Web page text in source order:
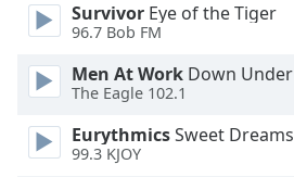
Opacity
Background
Color
Survivor Eye of the Tiger
96.7 Bob FM
Men At Work Down Under
The Eagle 102.1
EurythmicsSweet Dreams
99.3 KJOY